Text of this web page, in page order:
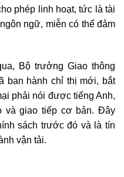
phép linh hoạt, tức là tài
ngữ, miễn có thể đảm
Bộ trưởng Giao thông
ban hành chỉ thị mới, bắt
phải nói được tiếng Anh,
và giao tiếp cơ bản. Đây
sách trước đó và là tín
vận tải.